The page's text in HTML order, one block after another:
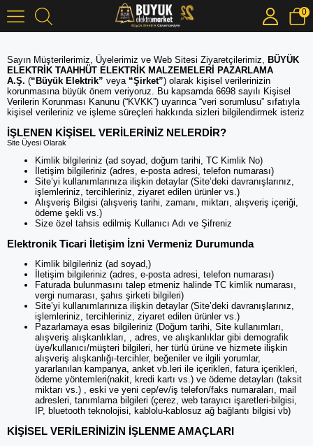
0
Sayın Müşterilerimiz, Üyelerimiz ve Web Sitesi Ziyaretçilerimiz,
BÜYÜK
ELEKTRİK TAAHHÜT ELEKTRİK MALZEMELERİ PAZARLAMA
A.Ş. (“Büyük Elektrik” veya “Şirket”) olarak kişisel verilerinizin
korunmasına büyük önem veriyoruz. Bu kapsamda 6698 sayılı Kişisel
Verilerin Korunması Kanunu (“KVKK”) uyarınca “veri sorumlusu” sıfatıyla
kişisel verileriniz ve işleme süreçleri hakkında sizleri bilgilendirmek isteriz
İŞLENEN KİŞİSEL VERİLERİNİZ NELERDİR?
Site Üyesi Olarak
Kimlik bilgileriniz (ad soyad, doğum tarihi, TC Kimlik No)
İletişim bilgileriniz (adres, e-posta adresi, telefon numarası)
Site’yi kullanımlarınıza ilişkin detaylar (Site’deki davranışlarınız,
işlemleriniz, tercihleriniz, ziyaret edilen ürünler vs.)
Alışveriş Bilgisi (alışveriş tarihi, zamanı, miktarı, alışveriş içeriği,
ödeme şekli vs.)
Size özel tahsis edilmiş Kullanıcı Adı ve Şifreniz
Elektronik Ticari İletişim İzni Vermeniz Durumunda
Kimlik bilgileriniz (ad soyad,)
İletişim bilgileriniz (adres, e-posta adresi, telefon numarası)
Faturada bulunmasını talep etmeniz halinde TC kimlik numarası,
vergi numarası, şahıs şirketi bilgileri)
Site’yi kullanımlarınıza ilişkin detaylar (Site’deki davranışlarınız,
işlemleriniz, tercihleriniz, ziyaret edilen ürünler vs.)
Pazarlamaya esas bilgileriniz (Doğum tarihi, Site kullanımları,
alışveriş alışkanlıkları, , adres, ve alışkanlıklar gibi demografik
üye/kullanıcı/müşteri bilgileri, her türlü ürüne ve hizmete ilişkin
alışveriş alışkanlığı-tercihler, beğeniler ve ilgili yorumlar,
yararlanılan kampanya, anket vb.leri ile içerikleri, fatura içerikleri,
ödeme yöntemleri(nakit, kredi kartı vs.) ve ödeme detayları (taksit
miktarı vs.) , eski ve yeni cep/ev/iş telefon/faks numaraları, mail
adresleri, tanımlama bilgileri (çerez, web tarayıcı işaretleri-bilgisi,
IP, bluetooth teknolojisi, kablolu-kablosuz ağ bağlantı bilgisi vb)
KİŞİSEL VERİLERİNİZİN İŞLENME AMAÇLARI